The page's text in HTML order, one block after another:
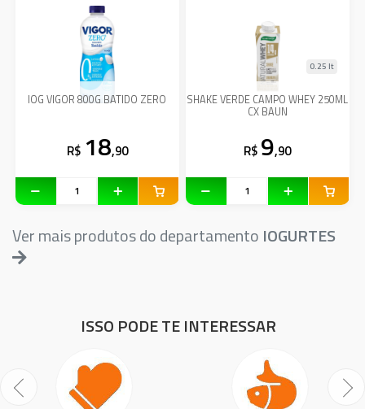
IOG VIGOR 800G BATIDO ZERO
R$ 18,90
SHAKE VERDE CAMPO WHEY 250ML
CX BAUN
0.25 lt
R$ 9,90
Ver mais produtos do departamento IOGURTES
ISSO PODE TE INTERESSAR